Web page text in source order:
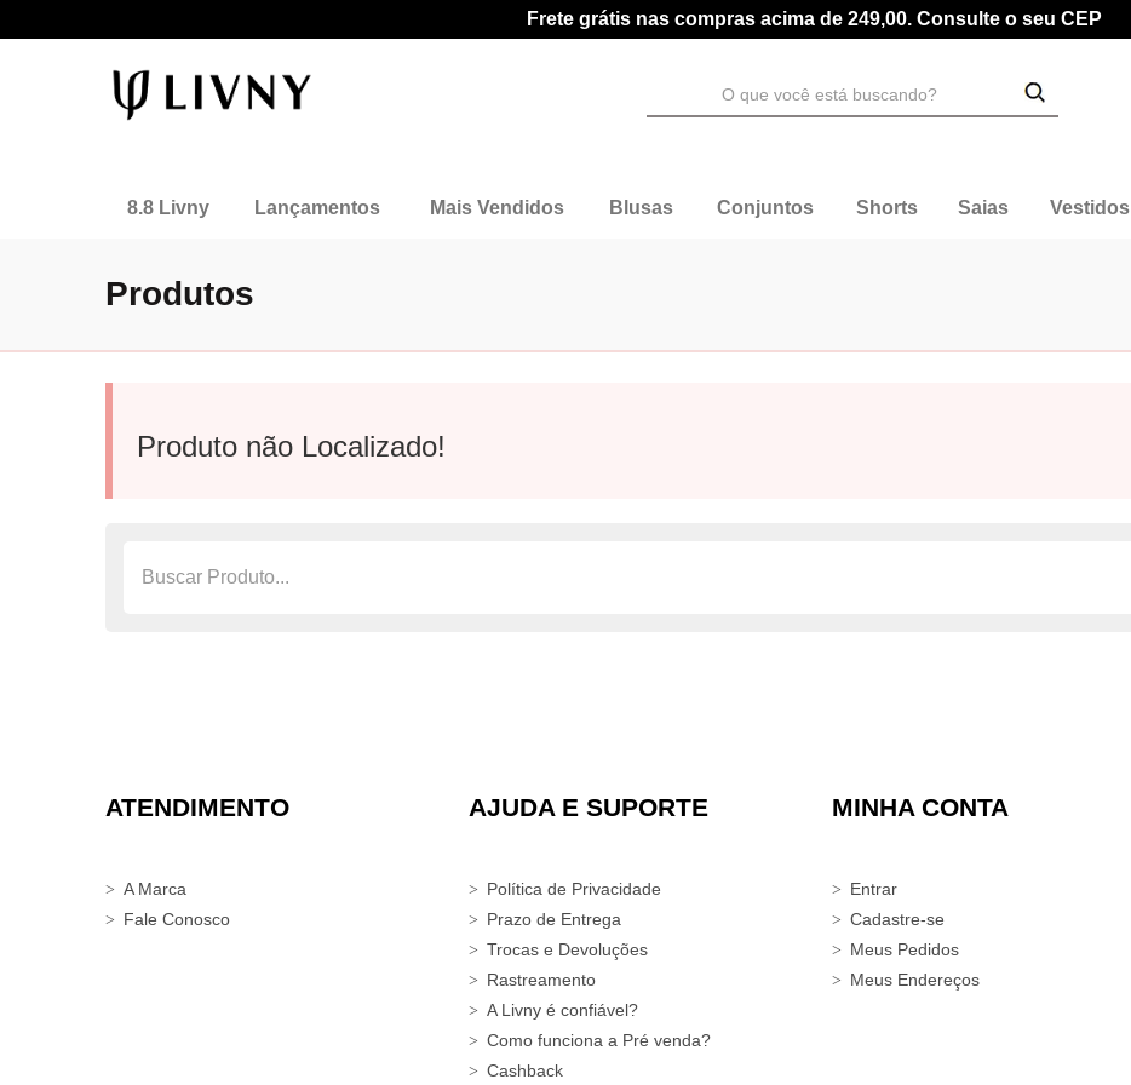
Frete grátis nas compras acima de 249,00. Consulte o seu CEP
8.8 Livny Lançamentos Mais Vendidos Blusas Conjuntos Shorts Saias Vestidos
Produtos
Produto não Localizado!
ATENDIMENTO
A Marca
Fale Conosco
AJUDA E SUPORTE
Política de Privacidade
Prazo de Entrega
Trocas e Devoluções
Rastreamento
A Livny é confiável?
Como funciona a Pré venda?
Cashback
MINHA CONTA
Entrar
Cadastre-se
Meus Pedidos
Meus Endereços